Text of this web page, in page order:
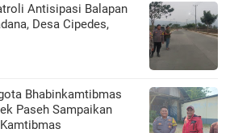
Antisipasi Balapan
Desa Cipedes,
Bhabinkamtibmas
Paseh Sampaikan